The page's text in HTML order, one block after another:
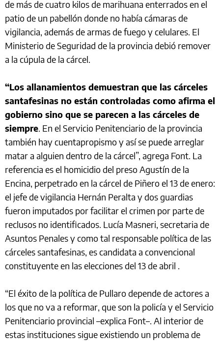
de más de cuatro kilos de marihuana enterrados en el
patio de un pabellón donde no había cámaras de
vigilancia, además de armas de fuego y celulares. El
Ministerio de Seguridad de la provincia debió remover
a la cúpula de la cárcel.
“Los allanamientos demuestran que las cárceles
santafesinas no están controladas como afirma el
gobierno sino que se parecen a las cárceles de
siempre. En el Servicio Penitenciario de la provincia
también hay cuentapropismo y así se puede arreglar
matar a alguien dentro de la cárcel”, agrega Font. La
referencia es el homicidio del preso Agustín de la
Encina, perpetrado en la cárcel de Piñero el 13 de enero:
el jefe de vigilancia Hernán Peralta y dos guardias
fueron imputados por facilitar el crimen por parte de
reclusos no identificados. Lucía Masneri, secretaria de
Asuntos Penales y como tal responsable política de las
cárceles santafesinas, es candidata a convencional
constituyente en las elecciones del 13 de abril .
“El éxito de la política de Pullaro depende de actores a
los que no va a reformar, que son la policía y el Servicio
Penitenciario provincial –explica Font–. Al interior de
estas instituciones sigue existiendo un problema de